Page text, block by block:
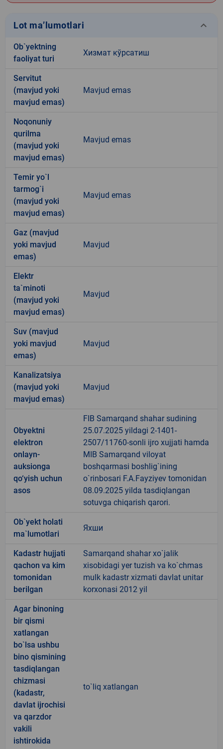
Lot ma’lumotlari keyboard_arrow_down
Ob`yektning
faoliyat turi
Хизмат кўрсатиш
Servitut
(mavjud yoki
mavjud emas)
Mavjud emas
Noqonuniy
qurilma
(mavjud yoki
mavjud emas)
Mavjud emas
Temir yo`l
tarmog`i
(mavjud yoki
mavjud emas)
Mavjud emas
Gaz (mavjud
yoki mavjud
emas)
Mavjud
Elektr
ta`minoti
(mavjud yoki
mavjud emas)
Mavjud
Suv (mavjud
yoki mavjud
emas)
Mavjud
Kanalizatsiya
(mavjud yoki
mavjud emas)
Mavjud
Obyektni
elektron
onlayn-
auksionga
qo‘yish uchun
asos
FIB Samarqand shahar sudining
25.07.2025 yildagi 2-1401-
2507/11760-sonli ijro xujjati hamda
MIB Samarqand viloyat
boshqarmasi boshlig`ining
o`rinbosari F.A.Fayziyev tomonidan
08.09.2025 yilda tasdiqlangan
sotuvga chiqarish qarori.
Ob`yekt holati
ma`lumotlari
Яхши
Kadastr hujjati
qachon va kim
tomonidan
berilgan
Samarqand shahar xo`jalik
xisobidagi yer tuzish va ko`chmas
mulk kadastr xizmati davlat unitar
korxonasi 2012 yil
Agar binoning
bir qismi
xatlangan
bo`lsa ushbu
bino qismining
tasdiqlangan
chizmasi
(kadastr,
davlat ijrochisi
va qarzdor
vakili
ishtirokida
to`liq xatlangan